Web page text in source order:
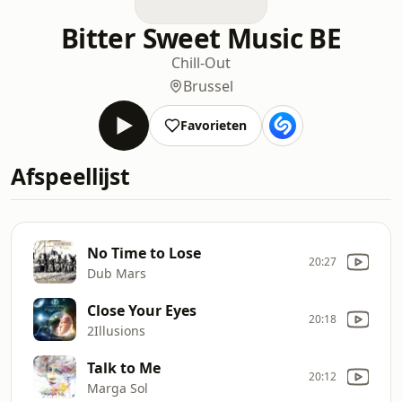
Bitter Sweet Music BE
Chill-Out
Brussel
Favorieten
Afspeellijst
No Time to Lose
Dub Mars
20:27
Close Your Eyes
2Illusions
20:18
Talk to Me
Marga Sol
20:12